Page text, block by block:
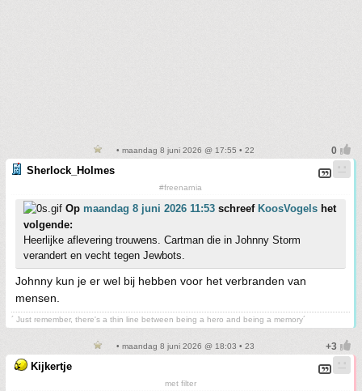
• maandag 8 juni 2026 @ 17:55 • 22
Sherlock_Holmes
#freenarnia
Op maandag 8 juni 2026 11:53 schreef KoosVogels het
volgende:
Heerlijke aflevering trouwens. Cartman die in Johnny Storm
verandert en vecht tegen Jewbots.
Johnny kun je er wel bij hebben voor het verbranden van
mensen.
´ Just remember, there's a thin line between being a hero and being a memory´
• maandag 8 juni 2026 @ 18:03 • 23
Kijkertje
met filter